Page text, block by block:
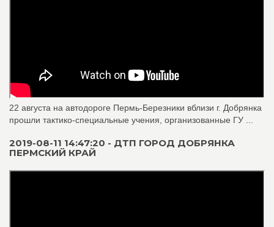
22 августа на автодороге Пермь-Березники вблизи г. Добрянка
прошли тактико-специальные учения, организованные ГУ ...
2019-08-11 14:47:20 - ДТП ГОРОД ДОБРЯНКА
ПЕРМСКИЙ КРАЙ